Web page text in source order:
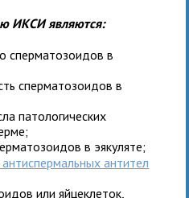
ИКСИ являются:
сперматозоидов в
сперматозоидов в
патологических
в эякуляте;
антиспермальных антител
или яйцеклеток,